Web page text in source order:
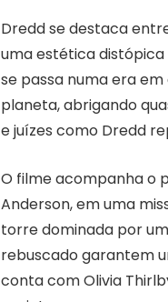
Dredd se destaca
uma estética
se passa numa era
planeta, abrigando
e juízes como Dredd
O filme acompanha o
Anderson, em uma
torre dominada por
rebuscado garantem
conta com Olivia